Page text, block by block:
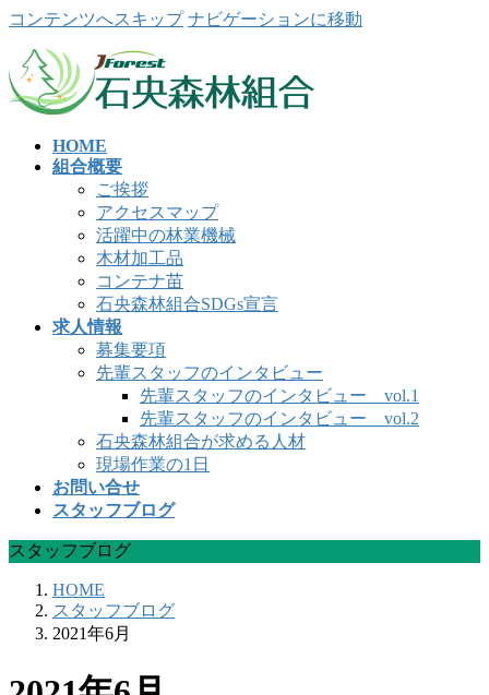
コンテンツへスキップ ナビゲーションに移動
HOME
組合概要
ご挨拶
アクセスマップ
活躍中の林業機械
木材加工品
コンテナ苗
石央森林組合SDGs宣言
求人情報
募集要項
先輩スタッフのインタビュー
先輩スタッフのインタビュー vol.1
先輩スタッフのインタビュー vol.2
石央森林組合が求める人材
現場作業の1日
お問い合せ
スタッフブログ
スタッフブログ
HOME
スタッフブログ
2021年6月